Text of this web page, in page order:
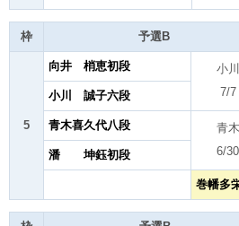
枠 予選B
5
向井 梢恵初段
小川
7/7
小川 誠子六段
青木喜久代八段
青木
6/30
潘 坤鈺初段
巻幡多